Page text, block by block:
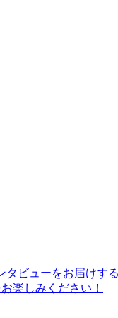
ビューをお届けす
楽しみください！